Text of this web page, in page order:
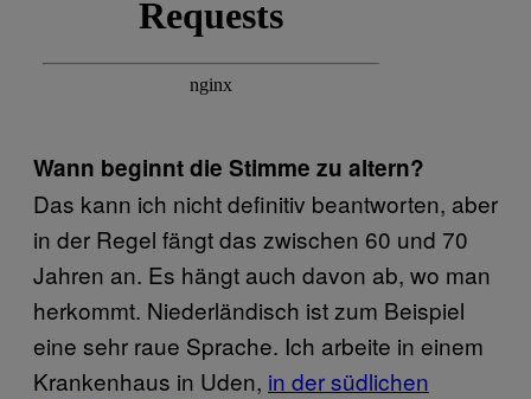
Wann beginnt die Stimme zu altern?
Das kann ich nicht definitiv beantworten, aber
in der Regel fängt das zwischen 60 und 70
Jahren an. Es hängt auch davon ab, wo man
herkommt. Niederländisch ist zum Beispiel
eine sehr raue Sprache. Ich arbeite in einem
Krankenhaus in Uden, in der südlichen